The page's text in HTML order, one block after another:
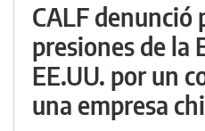
CALF denunció
presiones de la
EE.UU. por un
una empresa